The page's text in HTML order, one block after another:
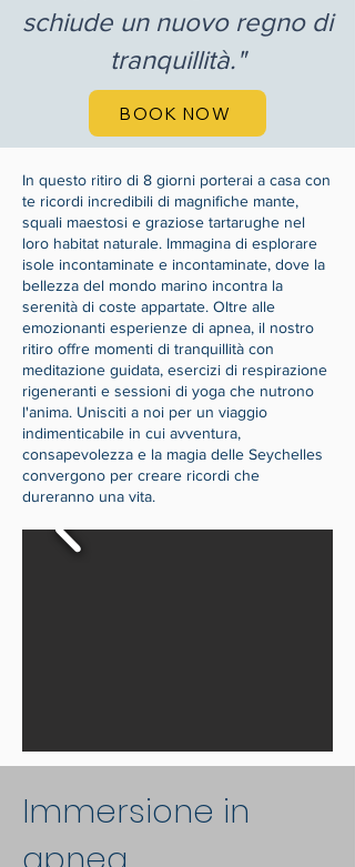
schiude un nuovo regno di
tranquillità."
BOOK NOW
In questo ritiro di 8 giorni porterai a casa con
te ricordi incredibili di magnifiche mante,
squali maestosi e graziose tartarughe nel
loro habitat naturale. Immagina di esplorare
isole incontaminate e incontaminate, dove la
bellezza del mondo marino incontra la
serenità di coste appartate. Oltre alle
emozionanti esperienze di apnea, il nostro
ritiro offre momenti di tranquillità con
meditazione guidata, esercizi di respirazione
rigeneranti e sessioni di yoga che nutrono
l'anima. Unisciti a noi per un viaggio
indimenticabile in cui avventura,
consapevolezza e la magia delle Seychelles
convergono per creare ricordi che
dureranno una vita.
Immersione in